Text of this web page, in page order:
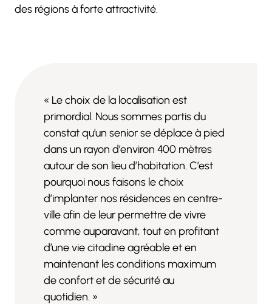
des régions à forte attractivité.
« Le choix de la localisation est
primordial. Nous sommes partis du
constat qu’un senior se déplace à pied
dans un rayon d’environ 400 mètres
autour de son lieu d’habitation. C’est
pourquoi nous faisons le choix
d’implanter nos résidences en centre-
ville afin de leur permettre de vivre
comme auparavant, tout en profitant
d’une vie citadine agréable et en
maintenant les conditions maximum
de confort et de sécurité au
quotidien. »